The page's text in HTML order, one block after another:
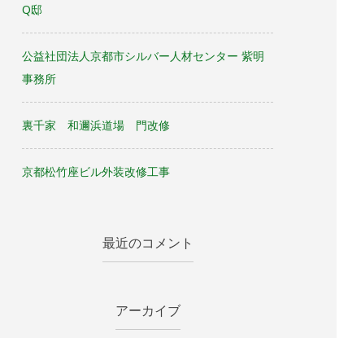
Q邸
公益社団法人京都市シルバー人材センター 紫明
事務所
裏千家 和邇浜道場 門改修
京都松竹座ビル外装改修工事
最近のコメント
アーカイブ